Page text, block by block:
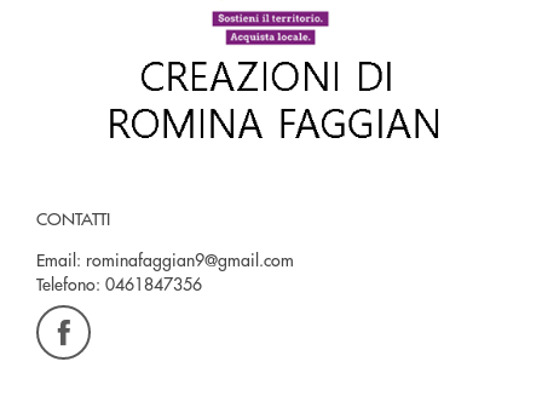
CONTATTI
Email: rominafaggian9@gmail.com
Telefono: 0461847356